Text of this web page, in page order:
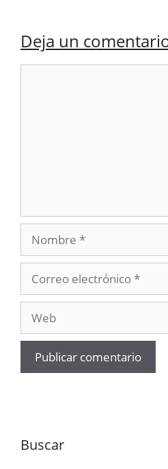
Deja un
Nombre
electrónico
Buscar